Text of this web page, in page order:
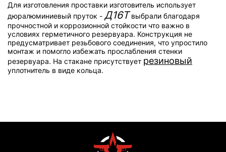
Для изготовления проставки изготовитель использует
дюралюминиевый пруток - Д16Т выбрали благодаря
прочностной и коррозионной стойкости что важно в
условиях герметичного резервуара. Конструкция не
предусматривает резьбового соединения, что упростило
монтаж и помогло избежать прослабления стенки
резервуара. На стакане присутствует резиновый
уплотнитель в виде кольца.